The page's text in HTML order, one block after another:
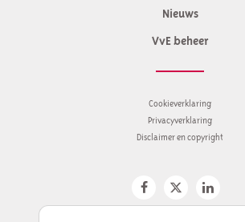
Nieuws
VvE beheer
Cookieverklaring
Privacyverklaring
Disclaimer en copyright